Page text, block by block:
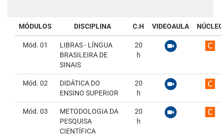
MÓDULOS DISCIPLINA C.H VIDEOAULA
Mód. 01
LIBRAS - LÍNGUA
BRASILEIRA DE
SINAIS
20
h
Mód. 02
DIDÁTICA DO
ENSINO SUPERIOR
20
h
Mód. 03
METODOLOGIA DA
PESQUISA
CIENTÍFICA
20
h